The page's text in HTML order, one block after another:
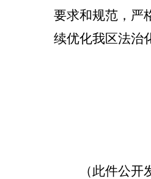
要求和规范，严
续优化我区法治
（此件公开